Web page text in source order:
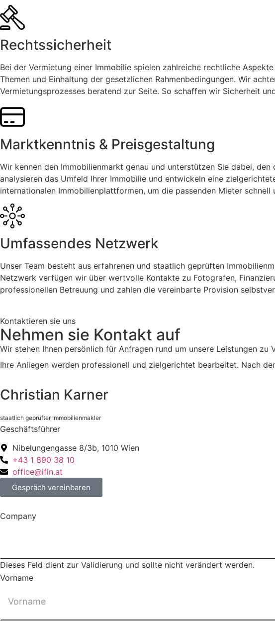
Rechtssicherheit
Bei der Vermietung einer Immobilie spielen zahlreiche rechtliche
Themen und Einhaltung der gesetzlichen Rahmenbedingungen. Wir
Vermietungsprozesses beratend zur Seite. So schaffen wir Sicherheit
Marktkenntnis & Preisgestaltung
Wir kennen den Immobilienmarkt genau und unterstützen Sie dabei,
analysieren das Umfeld Ihrer Immobilie und entwickeln eine
internationalen Immobilienplattformen, um die passenden Mieter schnell
Umfassendes Netzwerk
Unser Team besteht aus erfahrenen und staatlich geprüften
Netzwerk verfügen wir über wertvolle Kontakte zu Fotografen,
professionellen Betreuung und zahlen die vereinbarte Provision
Kontaktieren sie uns
Nehmen sie Kontakt auf
Wir stehen Ihnen persönlich für Anfragen rund um unsere Leistungen zu
Ihre Anliegen werden professionell und zielgerichtet bearbeitet. Nach
Christian Karner
staatlich geprüfter Immobilienmakler
Geschäftsführer
Nibelungengasse 8/​3b, 1010 Wien
+43 1 890 38 10
office@ifin.at
Gespräch vereinbaren
Company
Dieses Feld dient zur Validierung und sollte nicht verändert werden.
Vorname